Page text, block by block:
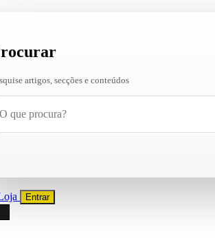
artigos, secções e conteúdos
Entrar